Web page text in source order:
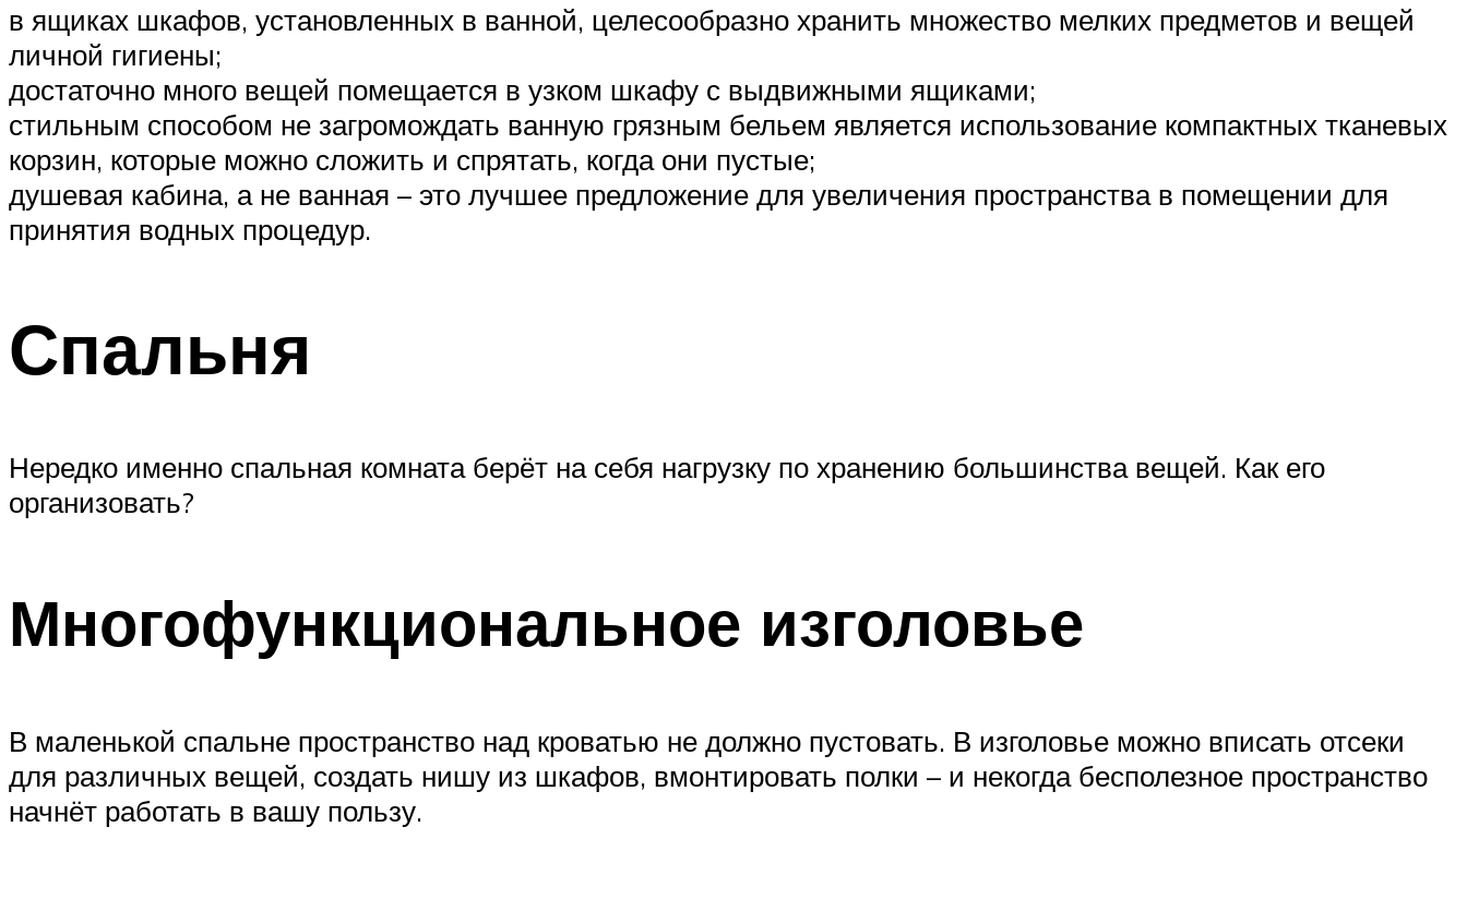
в ящиках шкафов, установленных в ванной, целесообразно хранить множество мелких предметов и вещей
личной гигиены;
достаточно много вещей помещается в узком шкафу с выдвижными ящиками;
стильным способом не загромождать ванную грязным бельем является использование компактных тканевых
корзин, которые можно сложить и спрятать, когда они пустые;
душевая кабина, а не ванная – это лучшее предложение для увеличения пространства в помещении для
принятия водных процедур.
Спальня
Нередко именно спальная комната берёт на себя нагрузку по хранению большинства вещей. Как его
организовать?
Многофункциональное изголовье
В маленькой спальне пространство над кроватью не должно пустовать. В изголовье можно вписать отсеки
для различных вещей, создать нишу из шкафов, вмонтировать полки – и некогда бесполезное пространство
начнёт работать в вашу пользу.